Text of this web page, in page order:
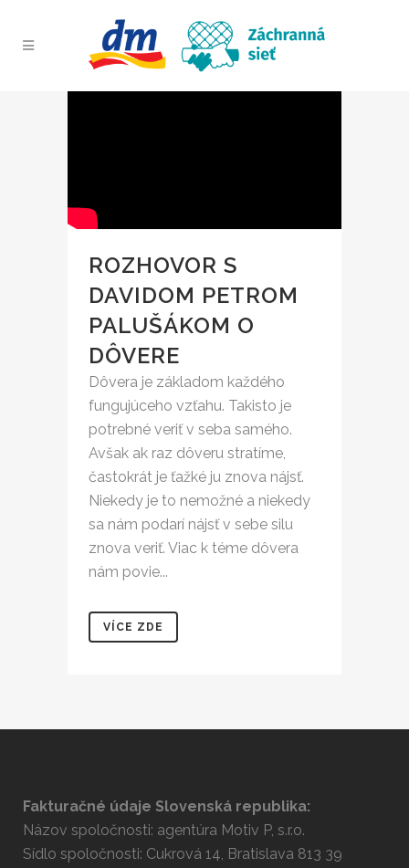
ROZHOVOR S
DAVIDOM PETROM
PALUŠÁKOM O
DÔVERE
Dôvera je základom každého
fungujúceho vzťahu. Takisto je
potrebné veriť v seba samého.
Avšak ak raz dôveru stratíme,
častokrát je ťažké ju znova nájsť.
Niekedy je to nemožné a niekedy
sa nám podarí nájsť v sebe silu
znova veriť. Viac k téme dôvera
nám povie...
VÍCE ZDE
Fakturačné údaje Slovenská republika:
Názov spoločnosti: agentúra Motiv P, s.r.o.
Sídlo spoločnosti: Cukrová 14, Bratislava 813 39